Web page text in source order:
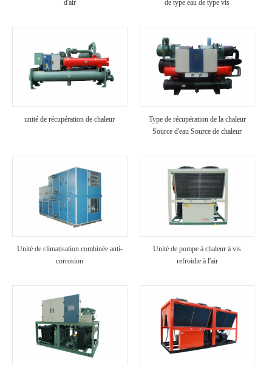
d'air
de type eau de type vis
unité de récupération de chaleur
Type de récupération de la chaleur
Source d'eau Source de chaleur
Unité de climatisation combinée anti-
corrosion
Unité de pompe à chaleur à vis
refroidie à l'air